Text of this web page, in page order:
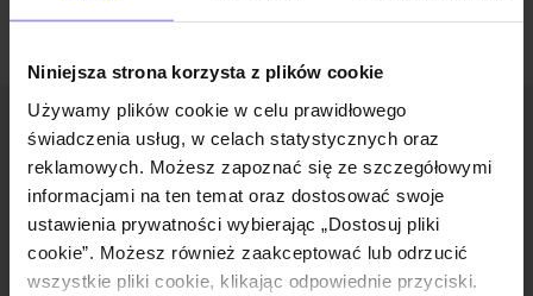
Niniejsza strona korzysta z plików cookie
Używamy plików cookie w celu prawidłowego
świadczenia usług, w celach statystycznych oraz
reklamowych. Możesz zapoznać się ze szczegółowymi
informacjami na ten temat oraz dostosować swoje
ustawienia prywatności wybierając „Dostosuj pliki
cookie”. Możesz również zaakceptować lub odrzucić
wszystkie pliki cookie, klikając odpowiednie przyciski.
Newsletter
Bądź na bieżąco z nowościami i promocjami!